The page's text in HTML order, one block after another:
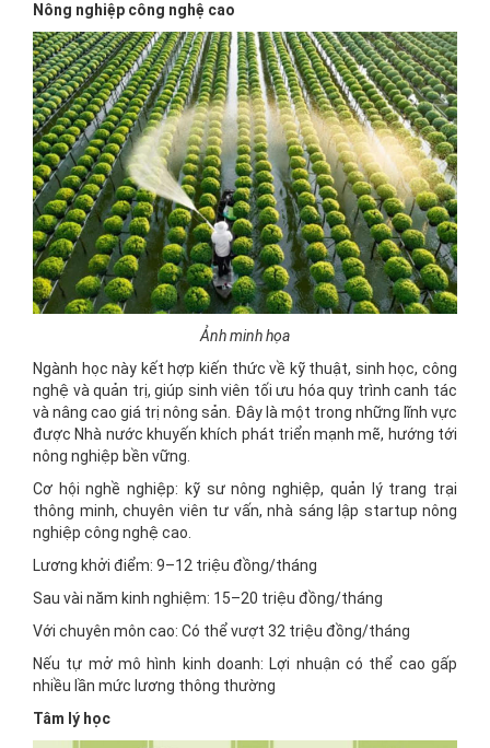
Nông nghiệp công nghệ cao
Ảnh minh họa
Ngành học này kết hợp kiến thức về kỹ thuật, sinh học, công
nghệ và quản trị, giúp sinh viên tối ưu hóa quy trình canh tác
và nâng cao giá trị nông sản. Đây là một trong những lĩnh vực
được Nhà nước khuyến khích phát triển mạnh mẽ, hướng tới
nông nghiệp bền vững.
Cơ hội nghề nghiệp: kỹ sư nông nghiệp, quản lý trang trại
thông minh, chuyên viên tư vấn, nhà sáng lập startup nông
nghiệp công nghệ cao.
Lương khởi điểm: 9–12 triệu đồng/tháng
Sau vài năm kinh nghiệm: 15–20 triệu đồng/tháng
Với chuyên môn cao: Có thể vượt 32 triệu đồng/tháng
Nếu tự mở mô hình kinh doanh: Lợi nhuận có thể cao gấp
nhiều lần mức lương thông thường
Tâm lý học